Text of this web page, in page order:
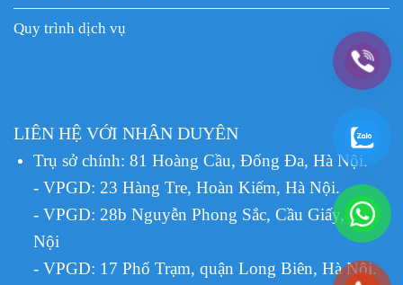
Quy trình dịch vụ
LIÊN HỆ VỚI NHÂN DUYÊN
Trụ sở chính: 81 Hoàng Cầu, Đống Đa, Hà Nội.
- VPGD: 23 Hàng Tre, Hoàn Kiếm, Hà Nội.
- VPGD: 28b Nguyễn Phong Sắc, Cầu Giấy, Hà
Nội
- VPGD: 17 Phố Trạm, quận Long Biên, Hà Nội.